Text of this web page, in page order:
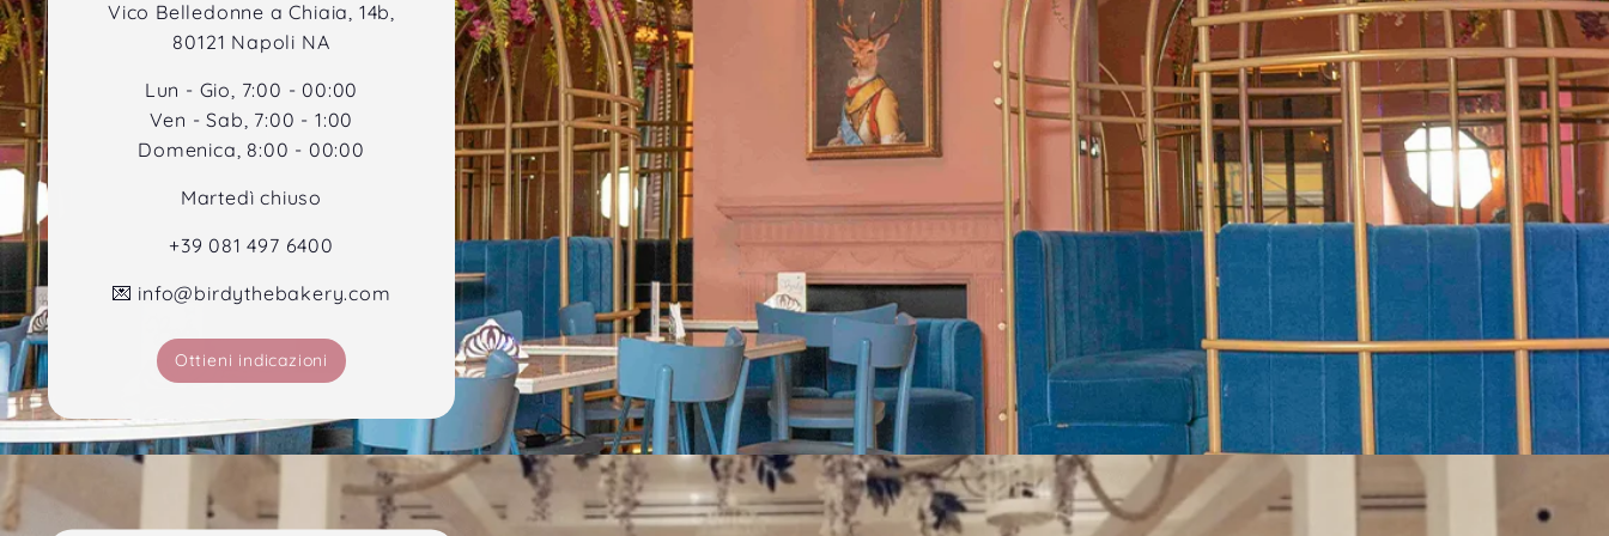
Vico Belledonne a Chiaia, 14b,
80121 Napoli NA
Lun - Gio, 7:00 - 00:00
Ven - Sab, 7:00 - 1:00
Domenica, 8:00 - 00:00
Martedì chiuso
+39 081 497 6400
💌 info@birdythebakery.com
Ottieni indicazioni